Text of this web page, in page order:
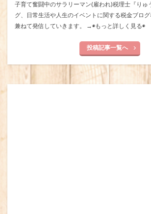
子育て奮闘中のサラリーマン(雇われ)税理士『りゅ
グ、日常生活や人生のイベントに関する税金ブロ
兼ねて発信していきます。 →◉もっと詳しく見る◉
投稿記事一覧へ